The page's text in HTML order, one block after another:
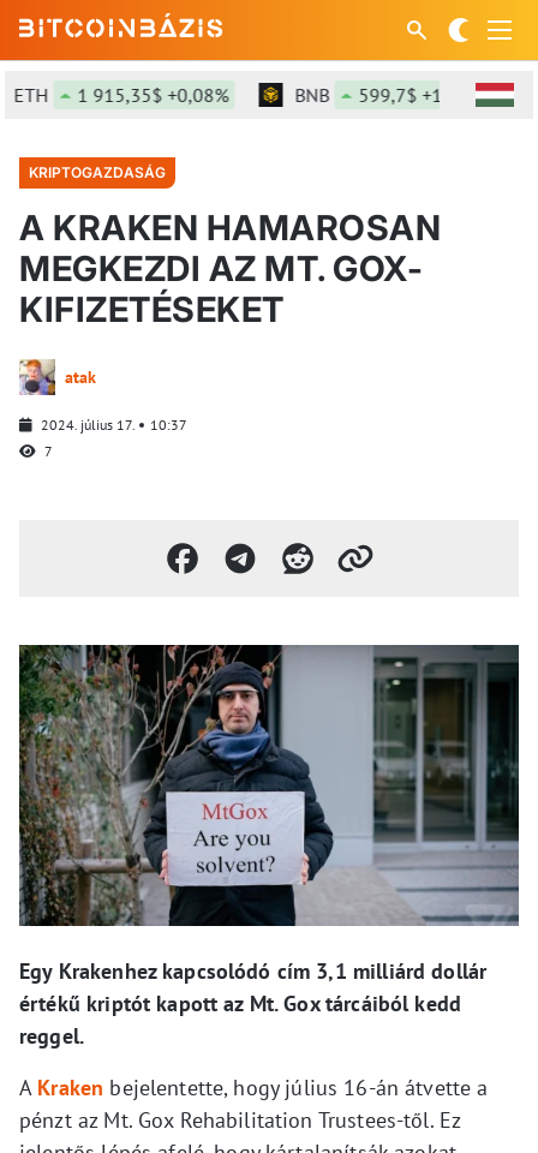
1 915,35$ +0,08% BNB 599,7$ +1,21%
KRIPTOGAZDASÁG
A KRAKEN HAMAROSAN
MEGKEZDI AZ MT. GOX-
KIFIZETÉSEKET
atak
2024. július 17.
10:37
7
Egy Krakenhez kapcsolódó cím 3,1 milliárd dollár
értékű kriptót kapott az Mt. Gox tárcáiból kedd
reggel.
A Kraken bejelentette, hogy július 16-án átvette a
pénzt az Mt. Gox Rehabilitation Trustees-től. Ez